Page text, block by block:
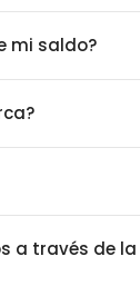
mi saldo?
a través de la